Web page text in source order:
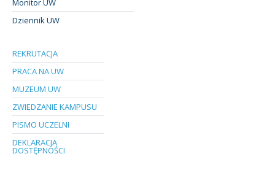
Monitor UW
Dziennik UW
REKRUTACJA
PRACA NA UW
MUZEUM UW
ZWIEDZANIE KAMPUSU
PISMO UCZELNI
DEKLARACJA
DOSTĘPNOŚCI